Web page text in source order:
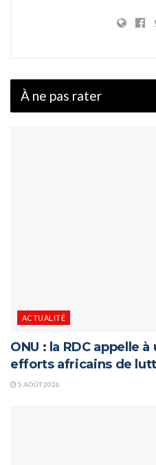
À ne pas rater
ACTUALITÉ
ONU : la RDC appelle
efforts africains de
5 AOÛT 2026